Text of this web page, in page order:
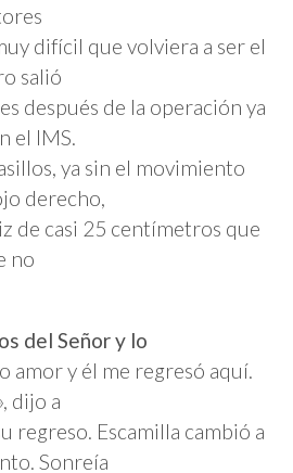
difícil que volviera a ser el
salió
después de la operación ya
el IMS.
ya sin el movimiento
derecho,
de casi 25 centímetros que
no
del Señor y lo
amor y él me regresó aquí.
dijo a
regreso. Escamilla cambió a
Sonreía